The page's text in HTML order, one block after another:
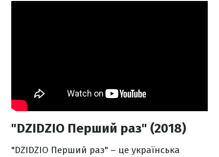
"DZIDZIO Перший раз" (2018)
"DZIDZIO Перший раз" – це українська